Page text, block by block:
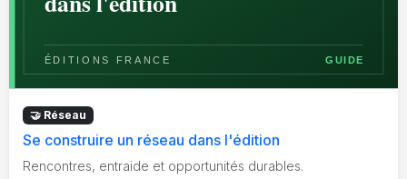
🤝 Réseau
Se construire un réseau dans l'édition
Rencontres, entraide et opportunités durables.